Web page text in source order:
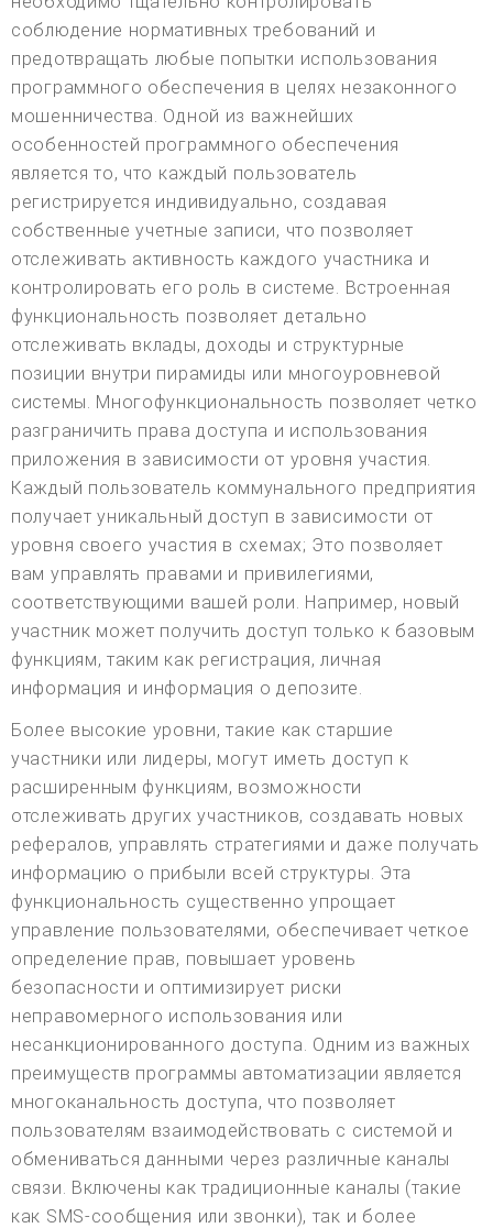
соблюдение нормативных требований и
предотвращать любые попытки использования
программного обеспечения в целях незаконного
мошенничества. Одной из важнейших
особенностей программного обеспечения
является то, что каждый пользователь
регистрируется индивидуально, создавая
собственные учетные записи, что позволяет
отслеживать активность каждого участника и
контролировать его роль в системе. Встроенная
функциональность позволяет детально
отслеживать вклады, доходы и структурные
позиции внутри пирамиды или многоуровневой
системы. Многофункциональность позволяет четко
разграничить права доступа и использования
приложения в зависимости от уровня участия.
Каждый пользователь коммунального предприятия
получает уникальный доступ в зависимости от
уровня своего участия в схемах; Это позволяет
вам управлять правами и привилегиями,
соответствующими вашей роли. Например, новый
участник может получить доступ только к базовым
функциям, таким как регистрация, личная
информация и информация о депозите.
Более высокие уровни, такие как старшие
участники или лидеры, могут иметь доступ к
расширенным функциям, возможности
отслеживать других участников, создавать новых
рефералов, управлять стратегиями и даже получать
информацию о прибыли всей структуры. Эта
функциональность существенно упрощает
управление пользователями, обеспечивает четкое
определение прав, повышает уровень
безопасности и оптимизирует риски
неправомерного использования или
несанкционированного доступа. Одним из важных
преимуществ программы автоматизации является
многоканальность доступа, что позволяет
пользователям взаимодействовать с системой и
обмениваться данными через различные каналы
связи. Включены как традиционные каналы (такие
как SMS-сообщения или звонки), так и более